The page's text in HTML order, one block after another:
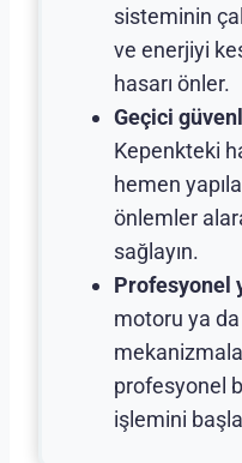
sisteminin
ve enerjiyi
hasarı önler.
Geçici
Kepenkteki
hemen
önlemler
sağlayın.
Profesyonel
motoru ya
profesyonel
işlemini